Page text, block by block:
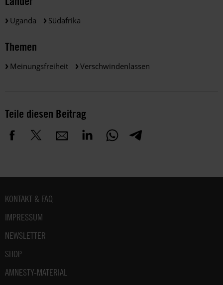
Uganda Südafrika
Themen
Meinungsfreiheit Verschwindenlassen
Teile diesen Beitrag
Fußbereich
KONTAKT & FAQ
IMPRESSUM
NEWSLETTER
SHOP
AMNESTY-MATERIAL